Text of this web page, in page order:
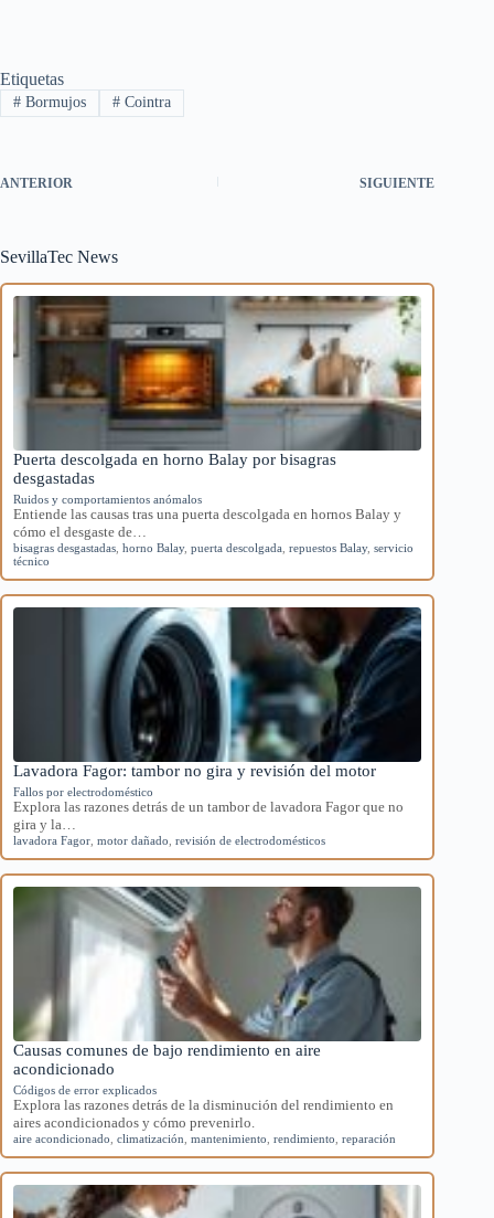
Etiquetas
#Bormujos #Cointra
ANTERIOR SIGUIENTE
SevillaTec News
Puerta descolgada en horno Balay por bisagras
desgastadas
Ruidos y comportamientos anómalos
Entiende las causas tras una puerta descolgada en hornos Balay y
cómo el desgaste de…
bisagras desgastadas horno Balay, puerta descolgada repuestos Balay, servicio
técnico
Lavadora Fagor: tambor no gira y revisión del motor
Fallos por electrodoméstico
Explora las razones detrás de un tambor de lavadora Fagor que no
gira y la…
lavadora Fagor motor dañado revisión de electrodomésticos
Causas comunes de bajo rendimiento en aire
acondicionado
Códigos de error explicados
Explora las razones detrás de la disminución del rendimiento en
aires acondicionados y cómo prevenirlo.
aire acondicionado climatización mantenimiento rendimiento reparación